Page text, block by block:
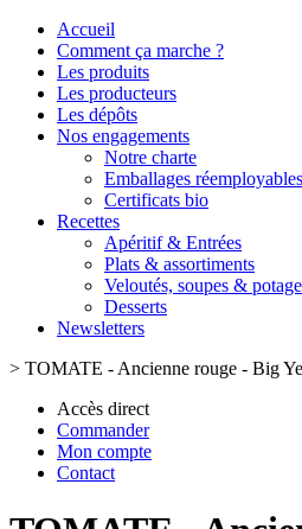
Accueil
Comment ça marche ?
Les produits
Les producteurs
Les dépôts
Nos engagements
Notre charte
Emballages réemployables
Certificats bio
Recettes
Apéritif & Entrées
Plats & assortiments
Veloutés, soupes &
Desserts
Newsletters
> TOMATE - Ancienne rouge - Big
Accès direct
Commander
Mon compte
Contact